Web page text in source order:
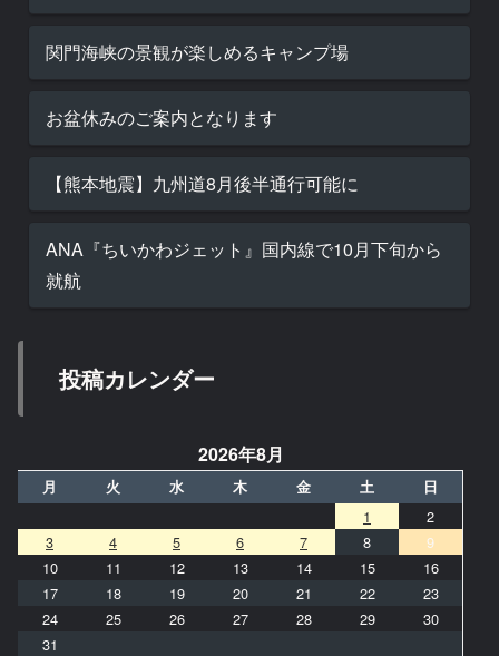
関門海峡の景観が楽しめるキャンプ場
お盆休みのご案内となります
【熊本地震】九州道8月後半通行可能に
ANA『ちいかわジェット』国内線で10月下旬から
就航
投稿カレンダー
2026年8月
月 火 水 木 金 土 日
1
2
3
4 5 6 7 8
9
10
11 12 13 14 15
16
17
18 19 20 21 22
23
24
25 26 27 28 29
30
31